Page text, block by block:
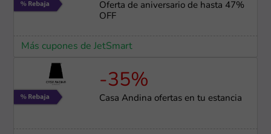
Oferta de aniversario de hasta 47%
OFF
Más cupones de JetSmart
-35%
Casa Andina ofertas en tu estancia